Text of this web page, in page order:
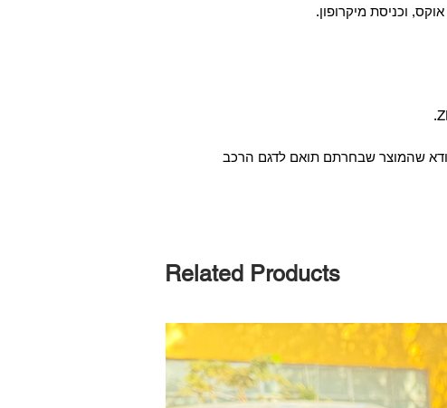
שהמוצר שבחרתם תואם לדגם הרכב
Related Products